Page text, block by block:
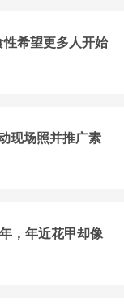
希望更多人开始
现场照并推广素
，年近花甲却像